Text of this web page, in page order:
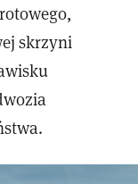
skrzyni